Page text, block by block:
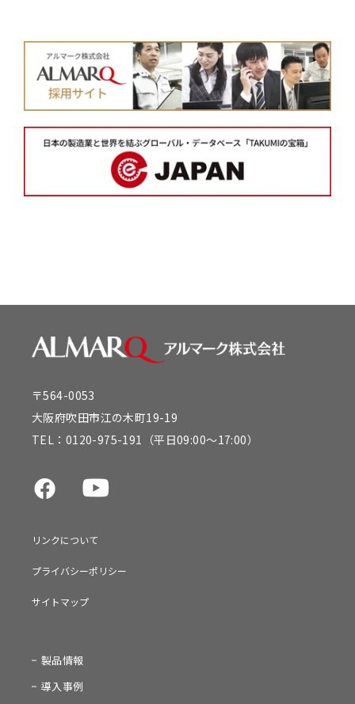
〒564-0053
大阪府吹田市江の木町19-19
TEL： 0120-975-191 （平日09:00～17:00）
リンクについて
プライバシーポリシー
サイトマップ
製品情報
導入事例